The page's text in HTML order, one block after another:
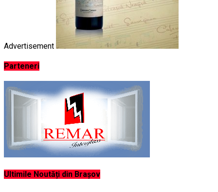
Advertisement
Parteneri
Ultimile Noutăți din Brașov